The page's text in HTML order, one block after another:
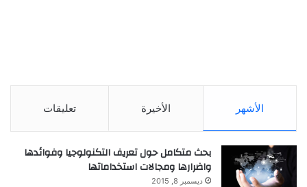
الأشهر الأخيرة تعليقات
بحث متكامل حول تعريف التكنولوجيا وفوائدها
واضرارها ومجالات استخداماتها
ديسمبر 8, 2015